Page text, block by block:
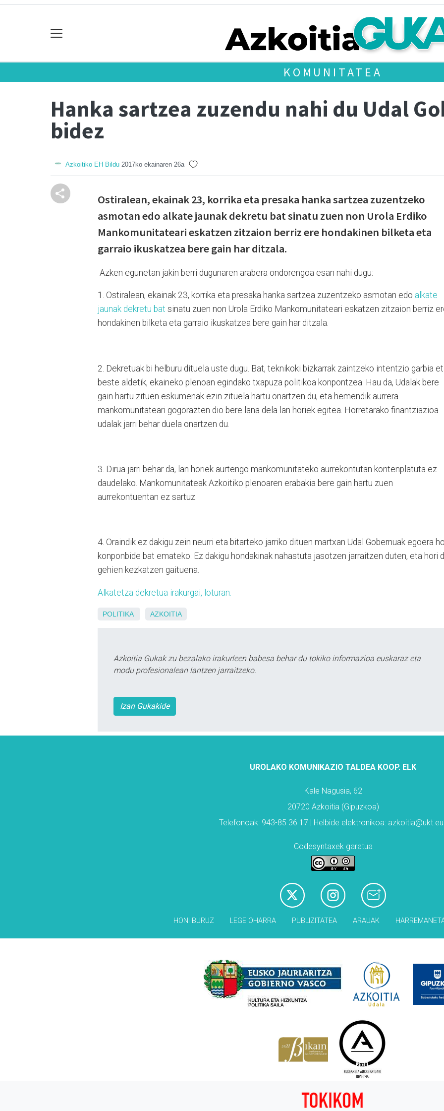
KOMUNITATEA
Hanka sartzea zuzendu nahi du Udal
bidez
Azkoitiko EH Bildu 2017ko ekainaren 26a
Ostiralean, ekainak 23, korrika eta presaka hanka sartzea zuzentzeko
asmotan edo alkate jaunak dekretu bat sinatu zuen non Urola Erdiko
Mankomunitateari eskatzen zitzaion berriz ere hondakinen bilketa eta
garraio ikuskatzea bere gain har ditzala.
Azken egunetan jakin berri dugunaren arabera ondorengoa esan nahi dugu:
1. Ostiralean, ekainak 23, korrika eta presaka hanka sartzea zuzentzeko asmotan edo alkate
jaunak dekretu bat sinatu zuen non Urola Erdiko Mankomunitateari eskatzen zitzaion berriz
hondakinen bilketa eta garraio ikuskatzea bere gain har ditzala.
2. Dekretuak bi helburu dituela uste dugu. Bat, teknikoki bizkarrak zaintzeko intentzio garbia
beste aldetik, ekaineko plenoan egindako txapuza politikoa konpontzea. Hau da, Udalak bere
gain hartu zituen eskumenak ezin zituela hartu onartzen du, eta hemendik aurrera
mankomunitateari gogorazten dio bere lana dela lan horiek egitea. Horretarako finantziazioa
udalak jarri behar duela onartzen du.
3. Dirua jarri behar da, lan horiek aurtengo mankomunitateko aurrekontutan kontenplatuta ez
daudelako. Mankomunitateak Azkoitiko plenoaren erabakia bere gain hartu zuen
aurrekontuentan ez sartuz.
4. Oraindik ez dakigu zein neurri eta bitarteko jarriko dituen martxan Udal Gobernuak egoera
konponbide bat emateko. Ez dakigu hondakinak nahastuta jasotzen jarraitzen duten, eta hori
gehien kezkatzen gaituena.
Alkatetza dekretua irakurgai, loturan.
POLITIKA AZKOITIA
Azkoitia Gukak zu bezalako irakurleen babesa behar du tokiko informazioa euskaraz eta
modu profesionalean lantzen jarraitzeko.
Izan Gukakide
UROLAKO KOMUNIKAZIO TALDEA KOOP. ELK
Kale Nagusia, 62
20720 Azkoitia (Gipuzkoa)
Telefonoak: 943-85 36 17 | Helbide elektronikoa:
Codesyntaxek garatua
HONI BURUZ LEGE OHARRA PUBLIZITATEA ARAUAK